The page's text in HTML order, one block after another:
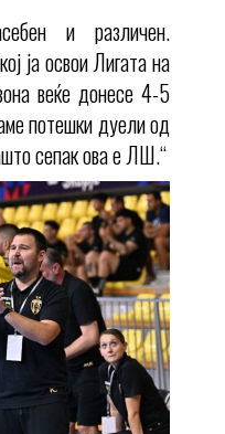
и различен.
ја освои Лигата на
веќе донесе 4-5
потешки дуели од
сепак ова е ЛШ.“